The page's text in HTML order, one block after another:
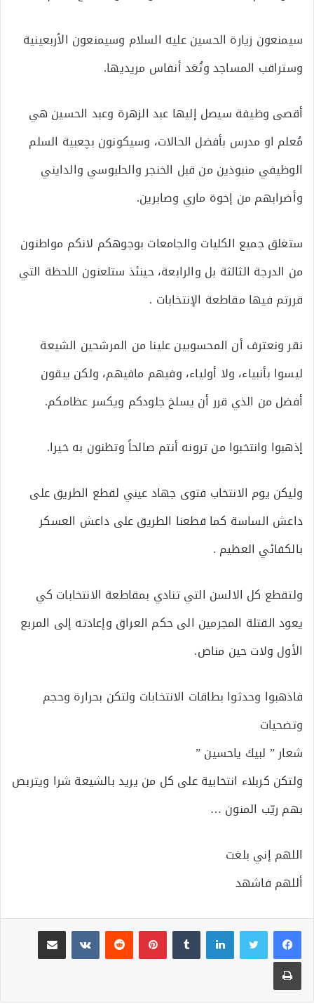
سيمنعون زيارة الحسين عليه السلام وسيمنعون الأربعينية
وستراقب المساجد وتُعَد أنفاس مريديها.
أقصى وظيفة سيصل إليها عبد الزهرة وعبد الحسين هي
مُعلم او مدرس بأفضل الحالات، وسيكونون بچعبية السلم
الوظيفي منبوذين من قبل الخنجر والحلبوسي والدايني
وأضرابهم من إخوة ماري وصابرين.
ستغلق جميع الكليات والجامعات بوجوهكم لانكم مواطنون
من الدرجة الثالثة بل والرابعة، حينئذ ستلعنون اللحظة التي
قررتم فيها مقاطعة الإنتخابات .
نقر ونعترف أن المحسوبين علينا من المرشحين الشيعة
ليسوا بأنبياء، ولا أولياء، وفيهم مافيهم، ولكن يبقون
أفضل من الذي قرر أن يسلخ جلودكم ويكسر عظامكم.
إذهبوا وانتخبوا من ترونه أنتم صالحاً وتظنون به خيرا.
وليكن يوم الانتخاب فتوى جهاد عيني لقطع الطريق على
داعش الساسة كما قطعنا الطريق على داعش العسكر
بالكفائي العظيم .
ولتقطع كل الالسن التي تنادي بمقاطعة الانتخابات كي
يعود القتلة المجرمين الى حكم العراق وإعادته إلى المربع
الأول ولات حين مناص.
فاذهبوا وحدثوا بطاقات الانتخابات ولتكن بحرارة وحجم
وتضحيات
شعار ” لبيك ياحسين ”
ولتكن كربلاء انتخابية على كل من يريد بالشيعة شرا ويتربص
بهم ريّب المنون …
اللهم إني بلغت
أللهم فاشهد
لينكدإن بينتيريست
مشاركة عبر البريد
طباعة